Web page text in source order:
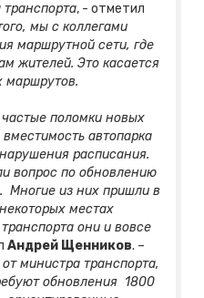
, - отметил
мы с коллегами
маршрутной сети, где
жителей. Это касается
маршрутов.
поломки новых
автопарка
расписания.
вопрос по обновлению
Многие из них пришли в
местах
они и вовсе
Андрей Щенников. –
министра транспорта,
обновления 1800